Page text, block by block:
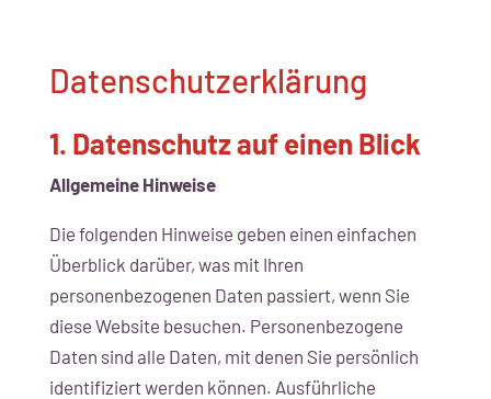
Datenschutzerklärung
1. Datenschutz auf einen Blick
Allgemeine Hinweise
Die folgenden Hinweise geben einen einfachen
Überblick darüber, was mit Ihren
personenbezogenen Daten passiert, wenn Sie
diese Website besuchen. Personenbezogene
Daten sind alle Daten, mit denen Sie persönlich
identifiziert werden können. Ausführliche